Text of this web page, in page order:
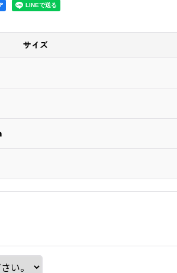
サイズ